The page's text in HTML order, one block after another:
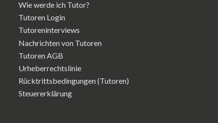
Wie werde ich Tutor?
Tutoren Login
Tutoreninterviews
Nachrichten von Tutoren
Tutoren AGB
Urheberrechtslinie
Rücktrittsbedingungen (Tutoren)
Steuererklärung